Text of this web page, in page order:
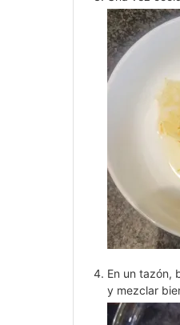
En un tazón,
y mezclar